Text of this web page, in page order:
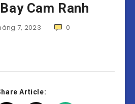
Cam Ranh
7, 2023 0
Article: